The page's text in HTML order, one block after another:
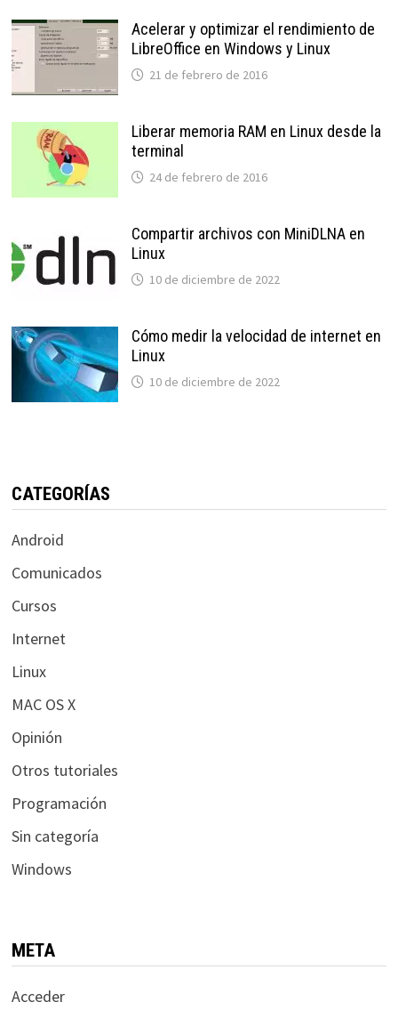
Acelerar y optimizar el rendimiento de
LibreOffice en Windows y Linux
21 de febrero de 2016
Liberar memoria RAM en Linux desde la
terminal
24 de febrero de 2016
Compartir archivos con MiniDLNA en
Linux
10 de diciembre de 2022
Cómo medir la velocidad de internet en
Linux
10 de diciembre de 2022
CATEGORÍAS
Android
Comunicados
Cursos
Internet
Linux
MAC OS X
Opinión
Otros tutoriales
Programación
Sin categoría
Windows
META
Acceder